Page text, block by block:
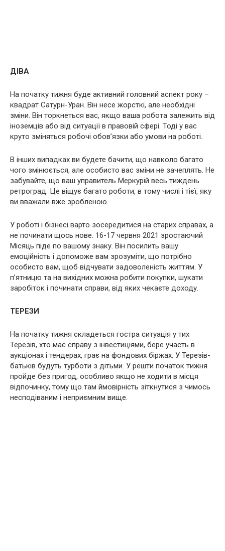
ДІВА
На початку тижня буде активний головний аспект року –
квадрат Сатурн-Уран. Він несе жорсткі, але необхідні
зміни. Він торкнеться вас, якщо ваша робота залежить від
іноземців або від ситуації в правовій сфері. Тоді у вас
круто зміняться робочі обов’язки або умови на роботі.
В інших випадках ви будете бачити, що навколо багато
чого змінюється, але особисто вас зміни не зачеплять. Не
забувайте, що ваш управитель Меркурій весь тиждень
ретроград. Це віщує багато роботи, в тому числі і тієї, яку
ви вважали вже зробленою.
У роботі і бізнесі варто зосередитися на старих справах, а
не починати щось нове. 16-17 червня 2021 зростаючий
Місяць піде по вашому знаку. Він посилить вашу
емоційність і допоможе вам зрозуміти, що потрібно
особисто вам, щоб відчувати задоволеність життям. У
п’ятницю та на вихідних можна робити покупки, шукати
заробіток і починати справи, від яких чекаєте доходу.
ТЕРЕЗИ
На початку тижня складеться гостра ситуація у тих
Терезів, хто має справу з інвестиціями, бере участь в
аукціонах і тендерах, грає на фондових біржах. У Терезів-
батьків будуть турботи з дітьми. У решти початок тижня
пройде без пригод, особливо якщо не ходити в місця
відпочинку, тому що там ймовірність зіткнутися з чимось
несподіваним і неприємним вище.